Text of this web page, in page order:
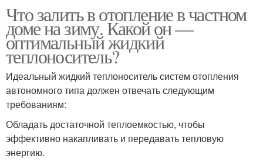
Что залить в отопление в частном
доме на зиму. Какой он —
оптимальный жидкий
теплоноситель?
Идеальный жидкий теплоноситель систем отопления
автономного типа должен отвечать следующим
требованиям:
Обладать достаточной теплоемкостью, чтобы
эффективно накапливать и передавать тепловую
энергию.